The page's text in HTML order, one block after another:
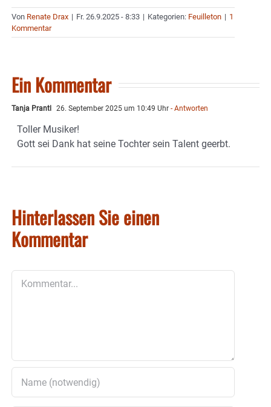
Von Renate Drax | Fr. 26.9.2025 - 8:33 | Kategorien: Feuilleton | 1
Kommentar
Ein Kommentar
Tanja Prantl 26. September 2025 um 10:49 Uhr - Antworten
Toller Musiker!
Gott sei Dank hat seine Tochter sein Talent geerbt.
Hinterlassen Sie einen
Kommentar